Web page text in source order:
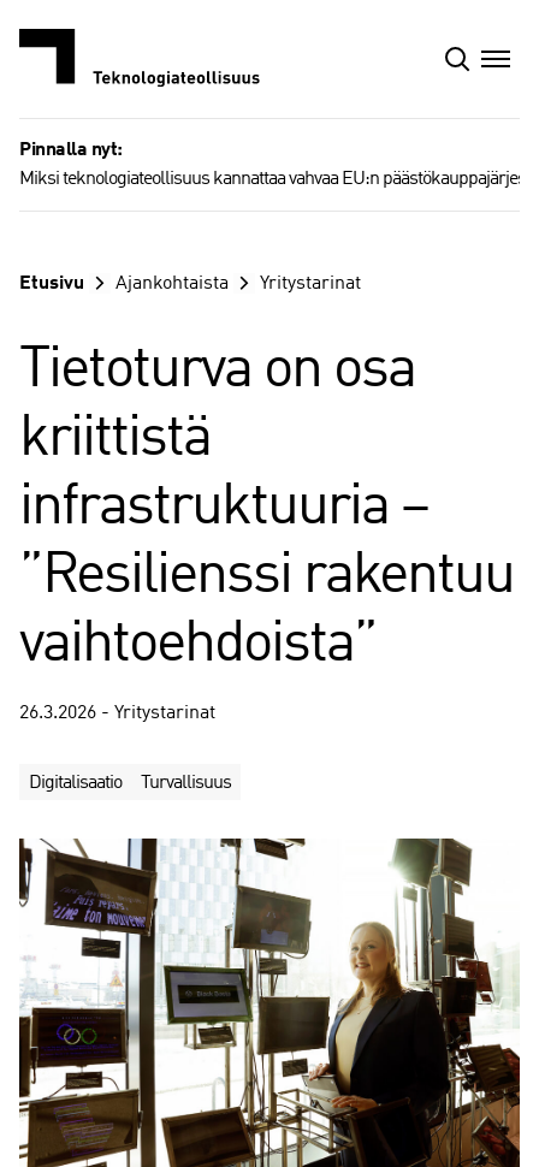
Pinnalla nyt:
Miksi teknologiateollisuus kannattaa vahvaa EU:n
Etusivu Ajankohtaista Yritystarinat
Tietoturva on osa
kriittistä
infrastruktuuria –
”Resilienssi rakentuu
vaihtoehdoista”
26.3.2026 - Yritystarinat
Digitalisaatio Turvallisuus